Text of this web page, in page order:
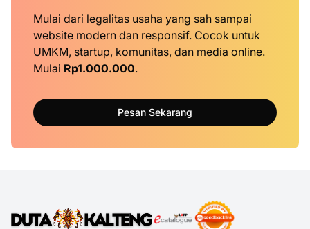
Mulai dari legalitas usaha yang sah sampai
website modern dan responsif. Cocok untuk
UMKM, startup, komunitas, dan media online.
Mulai Rp1.000.000.
Pesan Sekarang